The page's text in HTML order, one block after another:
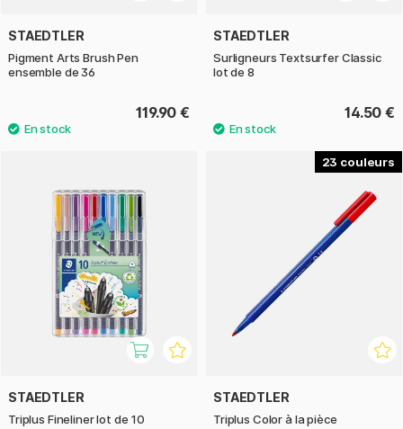
STAEDTLER
Pigment Arts Brush Pen
ensemble de 36
119.90 €
STAEDTLER
Surligneurs Textsurfer Classic
lot de 8
14.50 €
STAEDTLER
Triplus Fineliner lot de 10
23
STAEDTLER
Triplus Color à la pièce